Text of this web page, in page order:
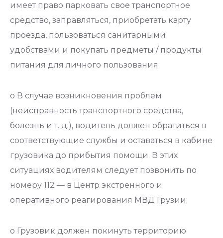
имеет право парковать свое транспортное
средство, заправляться, приобретать карту
проезда, пользоваться санитарными
удобствами и покупать предметы / продукты
питания для личного пользования;
o В случае возникновения проблем
(неисправность транспортного средства,
болезнь и т. д.), водитель должен обратиться в
соответствующие службы и оставаться в кабине
грузовика до прибытия помощи. В этих
ситуациях водителям следует позвонить по
номеру 112 — в Центр экстренного и
оперативного реагирования МВД Грузии;
o Грузовик должен покинуть территорию